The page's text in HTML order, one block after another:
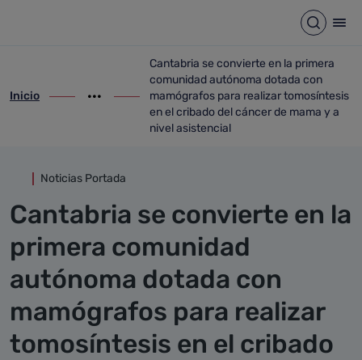
Abrir
ir-a inicio
Inicio
Mostrar opciones del camino de migas
ir-a Cantabria se convierte en la
Cantabria se convierte en la primera
comunidad autónoma dotada con
mamógrafos para realizar tomosíntesis
en el cribado del cáncer de mama y a
nivel asistencial
Noticias Portada
Cantabria se convierte en la
primera comunidad
autónoma dotada con
mamógrafos para realizar
tomosíntesis en el cribado